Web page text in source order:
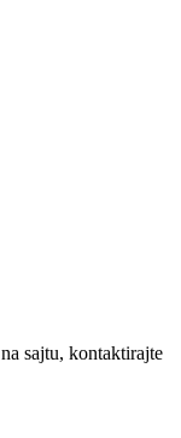
sajtu, kontaktirajte